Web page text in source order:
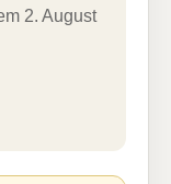
2. August